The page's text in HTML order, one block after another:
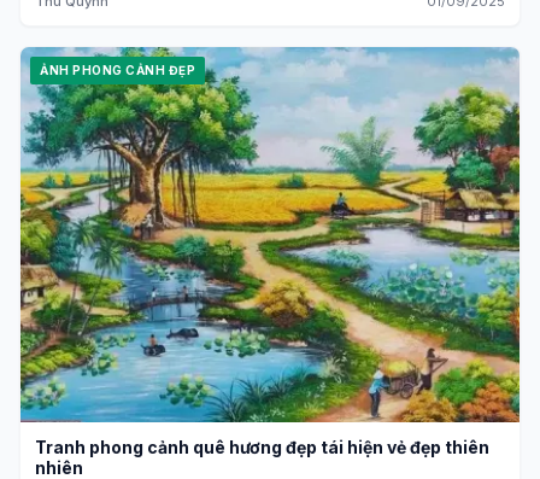
ẢNH PHONG CẢNH ĐẸP
Tranh phong cảnh quê hương đẹp tái hiện vẻ đẹp thiên
nhiên